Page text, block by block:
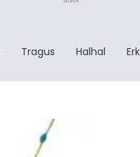
Tragus Halhal